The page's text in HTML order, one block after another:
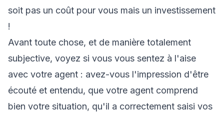
soit pas un coût pour vous mais un investissement
!
Avant toute chose, et de manière totalement
subjective, voyez si vous vous sentez à l'aise
avec votre agent : avez-vous l'impression d'être
écouté et entendu, que votre agent comprend
bien votre situation, qu'il a correctement saisi vos